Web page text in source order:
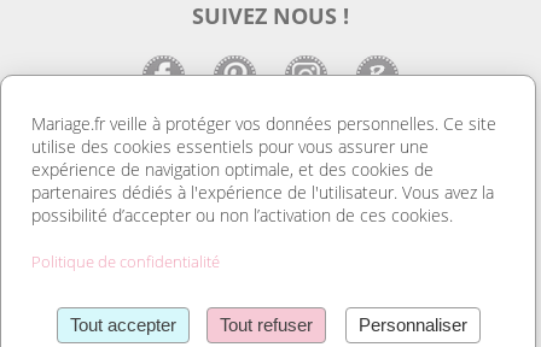
SUIVEZ NOUS !
LE SITE DE LA DECO MARIAGE
Notre site est le spécialiste de la décoration mariage. Vous
trouverez des idées de déco pas cher ainsi que des housses de
marque place et de porte nom. Tout pour réussir une
également notre gamme de livres d’or, et d’urnes pas cher. Sans
Lire la suite
Mariage.fr veille à protéger vos données personnelles. Ce site
utilise des cookies essentiels pour vous assurer une
expérience de navigation optimale, et des cookies de
partenaires dédiés à l'expérience de l'utilisateur. Vous avez la
possibilité d’accepter ou non l’activation de ces cookies.
Politique de confidentialité
Tout accepter Tout refuser Personnaliser